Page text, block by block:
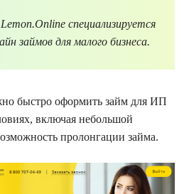
Lemon.Online специализируется
займов для малого бизнеса.
быстро оформить займ для ИП
включая небольшой
пролонгации займа.